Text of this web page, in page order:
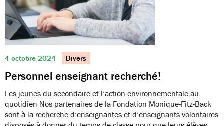
4 octobre 2024 Divers
Personnel enseignant recherché!
Les jeunes du secondaire et l’action environnementale au
quotidien Nos partenaires de la Fondation Monique-Fitz-Back
sont à la recherche d’enseignantes et d’enseignants volontaires